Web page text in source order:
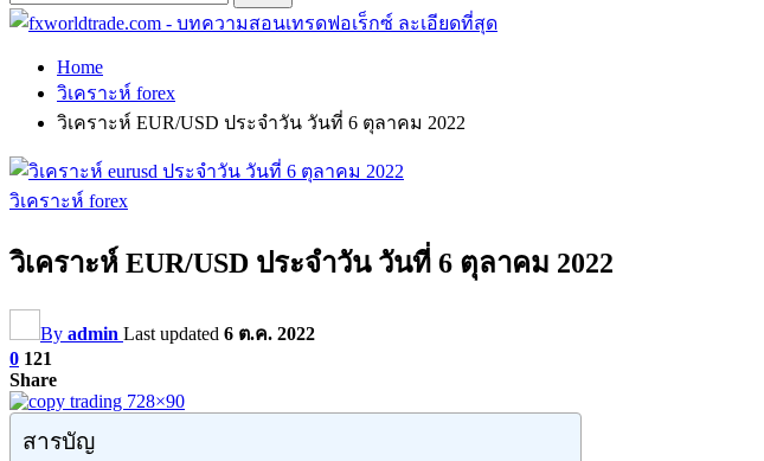
Home
วิเคราะห์ forex
วิเคราะห์ EUR/USD ประจำวัน วันที่ 6 ตุลาคม 2022
วิเคราะห์ forex
วิเคราะห์ EUR/USD ประจำวัน วันที่ 6 ตุลาคม 2022
By admin Last updated 6 ต.ค. 2022
0 121
Share
สารบัญ